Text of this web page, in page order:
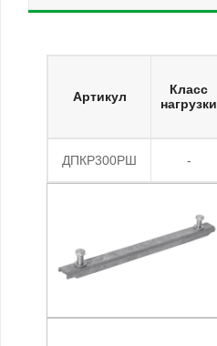
Артикул
Класс
нагрузки
ДПКР300РШ -